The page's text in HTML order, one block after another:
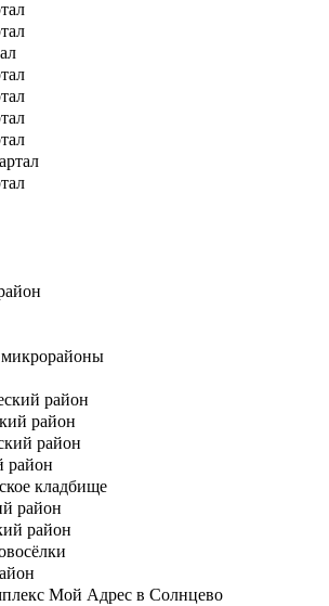
район
район
район
район
кладбище
район
район
Мой Адрес в Солнцево